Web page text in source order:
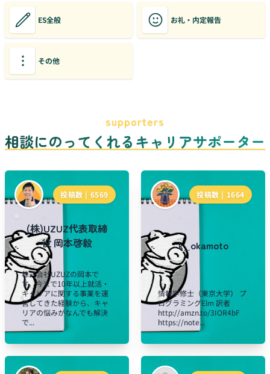
ES全般 お礼・内定報告
その他
supporters
相談にのってくれるキャリアサポーター
投稿数 | 6569
(株)UZUZ代表取締
役 岡本啓毅
株式会社UZUZの岡本で
す。今まで10年以上就活・
キャリアに関する事業を運
営してきた経験から、キャ
リアの悩みがなんでも解決
で...
投稿数 | 1664
k_okamoto
情報学修士（東京大学） プ
ログラミングElm 訳者
http://amzn.to/3IOR4bF
https://note...